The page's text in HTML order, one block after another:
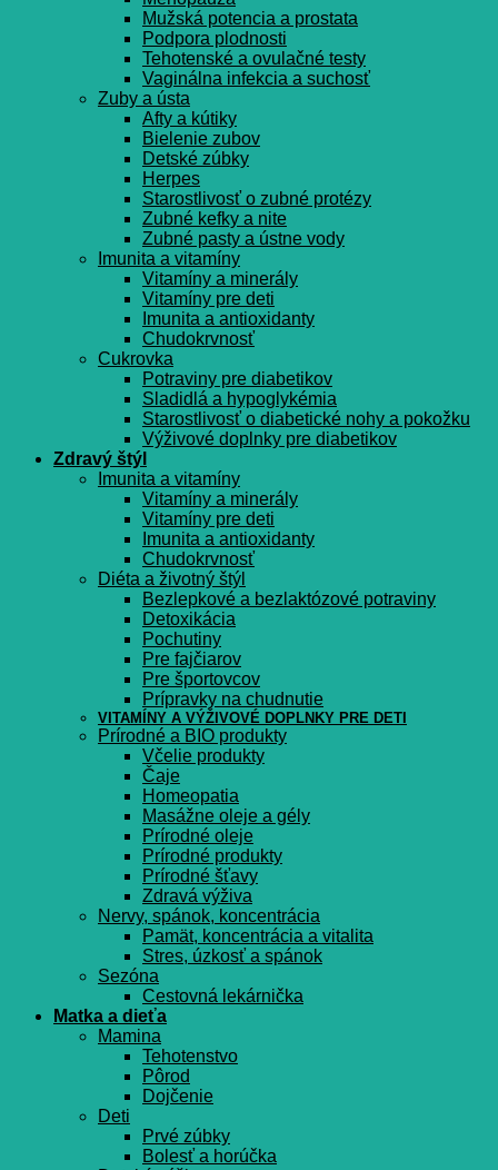
Mužská potencia a prostata
Podpora plodnosti
Tehotenské a ovulačné testy
Vaginálna infekcia a suchosť
Zuby a ústa
Afty a kútiky
Bielenie zubov
Detské zúbky
Herpes
Starostlivosť o zubné protézy
Zubné kefky a nite
Zubné pasty a ústne vody
Imunita a vitamíny
Vitamíny a minerály
Vitamíny pre deti
Imunita a antioxidanty
Chudokrvnosť
Cukrovka
Potraviny pre diabetikov
Sladidlá a hypoglykémia
Starostlivosť o diabetické nohy a pokožku
Výživové doplnky pre diabetikov
Zdravý štýl
Imunita a vitamíny
Vitamíny a minerály
Vitamíny pre deti
Imunita a antioxidanty
Chudokrvnosť
Diéta a životný štýl
Bezlepkové a bezlaktózové potraviny
Detoxikácia
Pochutiny
Pre fajčiarov
Pre športovcov
Prípravky na chudnutie
VITAMÍNY A VÝŽIVOVÉ DOPLNKY PRE DETI
Prírodné a BIO produkty
Včelie produkty
Čaje
Homeopatia
Masážne oleje a gély
Prírodné oleje
Prírodné produkty
Prírodné šťavy
Zdravá výživa
Nervy, spánok, koncentrácia
Pamät, koncentrácia a vitalita
Stres, úzkosť a spánok
Sezóna
Cestovná lekárnička
Matka a dieťa
Mamina
Tehotenstvo
Pôrod
Dojčenie
Deti
Prvé zúbky
Bolesť a horúčka